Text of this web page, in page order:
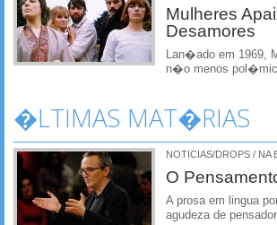
Mulheres
Desamores
Lan�ado em 1969,
n�o menos
�LTIMAS MAT�RIAS
NOTICIAS/DROPS / NA
O
A prosa em lingua
agudeza de